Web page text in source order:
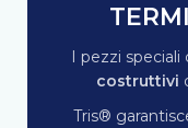
I pezzi
costruttivi
Tris®